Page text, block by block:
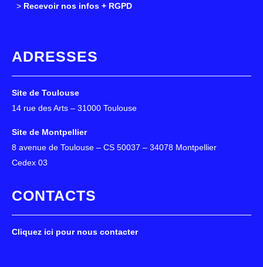
> Recevoir nos infos + RGPD
ADRESSES
Site de Toulouse
14 rue des Arts – 31000 Toulouse
Site de Montpellier
8 avenue de Toulouse – CS 50037 – 34078 Montpellier
Cedex 03
CONTACTS
Cliquez ici pour nous contacter